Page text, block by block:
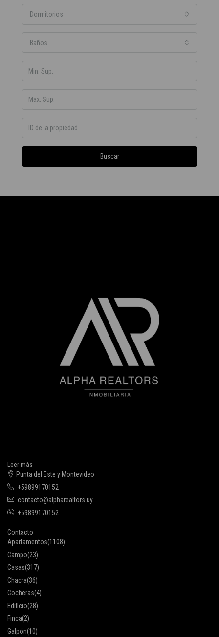
Dormitorios
Baños
Buscar
Leer más
Punta del Este y Montevideo
+59899170152
contacto@alpharealtors.uy
+59899170152
Contacto
Apartamentos(1108)
Campo(23)
Casas(317)
Chacra(36)
Cocheras(4)
Edificio(28)
Finca(2)
Galpón(10)